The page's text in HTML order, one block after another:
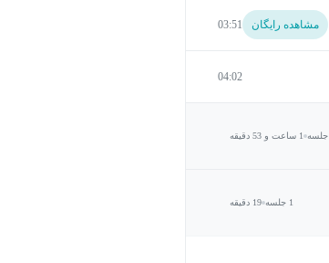
مشاهده رایگان 03:51
04:02
1 ساعت و 53 دقیقه
1 جلسه 19 دقیقه